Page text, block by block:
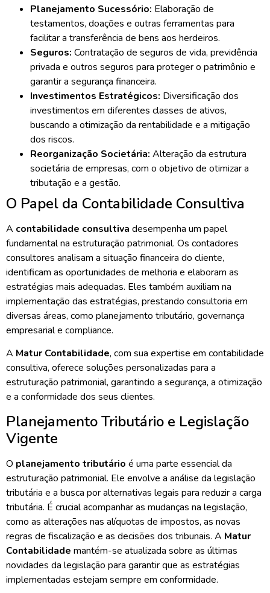
Planejamento Sucessório: Elaboração de
testamentos, doações e outras ferramentas para
facilitar a transferência de bens aos herdeiros.
Seguros: Contratação de seguros de vida, previdência
privada e outros seguros para proteger o patrimônio e
garantir a segurança financeira.
Investimentos Estratégicos: Diversificação dos
investimentos em diferentes classes de ativos,
buscando a otimização da rentabilidade e a mitigação
dos riscos.
Reorganização Societária: Alteração da estrutura
societária de empresas, com o objetivo de otimizar a
tributação e a gestão.
O Papel da Contabilidade Consultiva
A contabilidade consultiva desempenha um papel
fundamental na estruturação patrimonial. Os contadores
consultores analisam a situação financeira do cliente,
identificam as oportunidades de melhoria e elaboram as
estratégias mais adequadas. Eles também auxiliam na
implementação das estratégias, prestando consultoria em
diversas áreas, como planejamento tributário, governança
empresarial e compliance.
A Matur Contabilidade, com sua expertise em contabilidade
consultiva, oferece soluções personalizadas para a
estruturação patrimonial, garantindo a segurança, a otimização
e a conformidade dos seus clientes.
Planejamento Tributário e Legislação
Vigente
O planejamento tributário é uma parte essencial da
estruturação patrimonial. Ele envolve a análise da legislação
tributária e a busca por alternativas legais para reduzir a carga
tributária. É crucial acompanhar as mudanças na legislação,
como as alterações nas alíquotas de impostos, as novas
regras de fiscalização e as decisões dos tribunais. A Matur
Contabilidade mantém-se atualizada sobre as últimas
novidades da legislação para garantir que as estratégias
implementadas estejam sempre em conformidade.